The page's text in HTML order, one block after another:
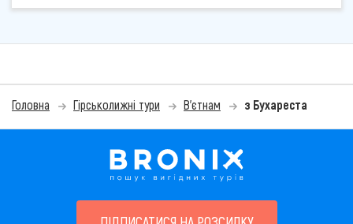
Головна Гірськолижні тури В'єтнам з Бухареста